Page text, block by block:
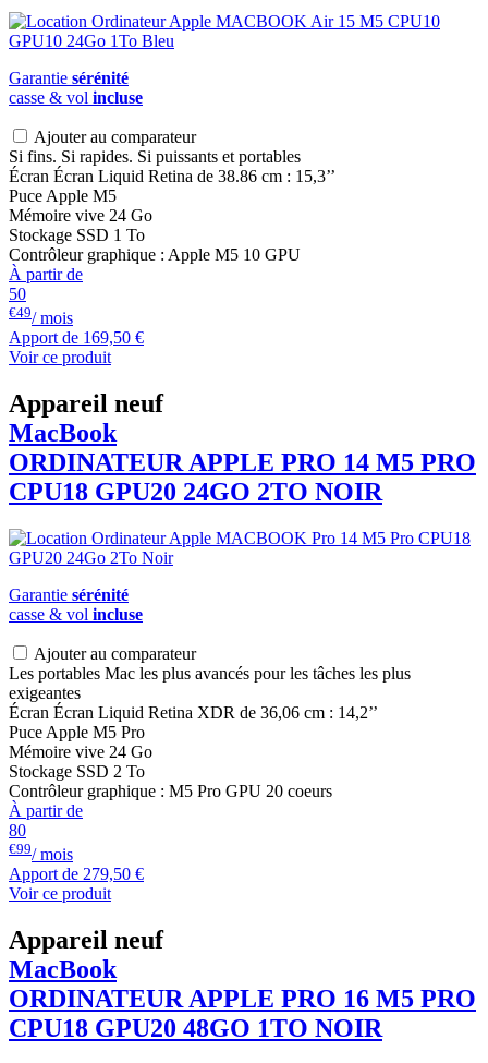
Garantie sérénité
casse & vol incluse
Ajouter au comparateur
Si fins. Si rapides. Si puissants et portables
Écran Écran Liquid Retina de 38.86 cm : 15,3’’
Puce Apple M5
Mémoire vive 24 Go
Stockage SSD 1 To
Contrôleur graphique : Apple M5 10 GPU
À partir de
50
€49/ mois
Apport de 169,50 €
Voir ce produit
Appareil neuf
MacBook
ORDINATEUR APPLE PRO 14 M5 PRO
CPU18 GPU20 24GO 2TO NOIR
Garantie sérénité
casse & vol incluse
Ajouter au comparateur
Les portables Mac les plus avancés pour les tâches les plus
exigeantes
Écran Écran Liquid Retina XDR de 36,06 cm : 14,2’’
Puce Apple M5 Pro
Mémoire vive 24 Go
Stockage SSD 2 To
Contrôleur graphique : M5 Pro GPU 20 coeurs
À partir de
80
€99/ mois
Apport de 279,50 €
Voir ce produit
Appareil neuf
MacBook
ORDINATEUR APPLE PRO 16 M5 PRO
CPU18 GPU20 48GO 1TO NOIR